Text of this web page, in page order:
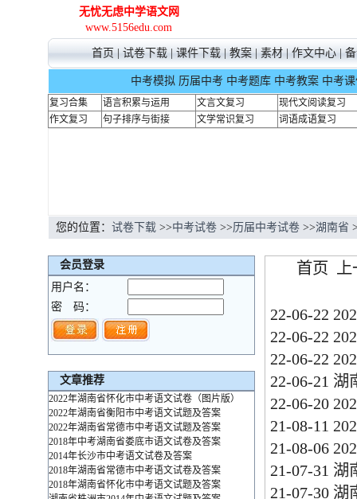
无忧无虑中学语文网
www.5156edu.com
首页 试卷下载 课件下载 教案 素材 作文中心
中考模拟 历届中考 中考题库 中考教案 中考
复习合集 语言积累与运用 文言文复习
现代文阅读复习
作文复习
句子排序与街接 文学常识复习 词语成语复习
您的位置： 试卷下载 >>中考试卷 >>历届中考试卷 >>湖南省
会员登录
用户名：
密
码：
文章推荐
2022年湖南省怀化市中考语文试卷（图片版）
2022年湖南省衡阳市中考语文试题及答案
2022年湖南省常德市中考语文试题及答案
2018年中考湖南省娄底市语文试卷及答案
2014年长沙市中考语文试卷及答案
2018年湖南省常德市中考语文试卷及答案
2018年湖南省怀化市中考语文试题及答案
首页
22-06-22
22-06-22
22-06-22
22-06-21 湖
22-06-20
21-08-11
21-08-06
21-07-31 湖
21-07-30 湖